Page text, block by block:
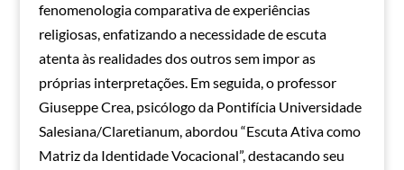
fenomenologia comparativa de experiências
religiosas, enfatizando a necessidade de escuta
atenta às realidades dos outros sem impor as
próprias interpretações. Em seguida, o professor
Giuseppe Crea, psicólogo da Pontifícia Universidade
Salesiana/Claretianum, abordou “Escuta Ativa como
Matriz da Identidade Vocacional”, destacando seu